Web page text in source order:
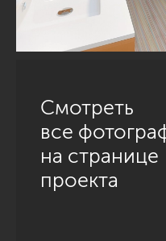
Смотреть
все
на странице
проекта